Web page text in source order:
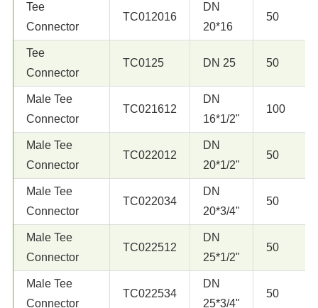
Tee
Connector
TC012016
DN
20*16
50
Tee
Connector
TC0125 DN 25 50
Male Tee
Connector
TC021612
DN
16*1/2"
100
Male Tee
Connector
TC022012
DN
20*1/2"
50
Male Tee
Connector
TC022034
DN
20*3/4"
50
Male Tee
Connector
TC022512
DN
25*1/2"
50
Male Tee
Connector
TC022534
DN
25*3/4"
50